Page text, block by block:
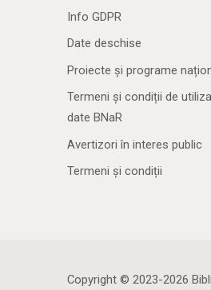
Info GDPR
Date deschise
Proiecte și programe
Termeni și condiții de
date BNaR
Avertizori în interes public
Termeni și condiții
Copyright © 2023-2026